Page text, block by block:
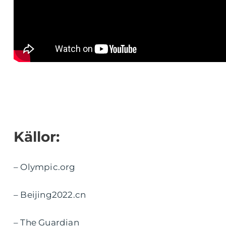
Källor:
– Olympic.org
– Beijing2022.cn
– The Guardian